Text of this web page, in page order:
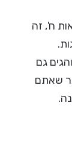
ח', זה
גם
שאתם